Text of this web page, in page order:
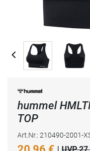
hummel
TOP
Art.Nr.: 210490-2001-
| UVP